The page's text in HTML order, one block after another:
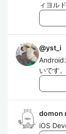
ィヨル
@yst_i
Android
いです。
domon
iOS